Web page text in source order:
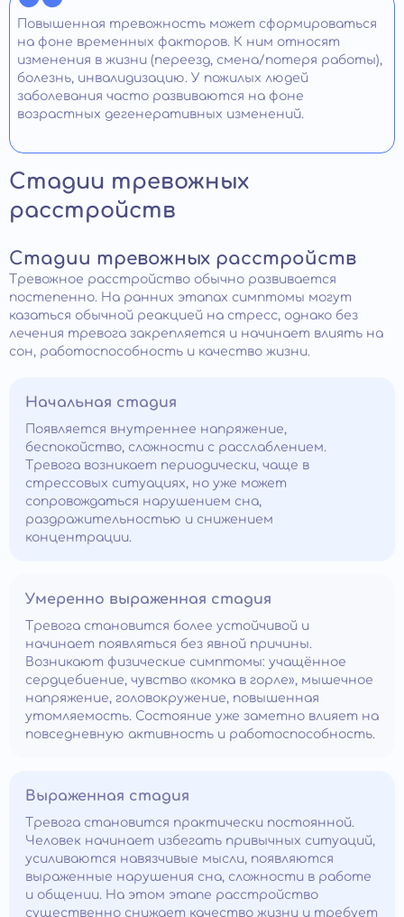
Повышенная тревожность может сформироваться
на фоне временных факторов. К ним относят
изменения в жизни (переезд, смена/потеря работы),
болезнь, инвалидизацию. У пожилых людей
заболевания часто развиваются на фоне
возрастных дегенеративных изменений.
Стадии тревожных
расстройств
Стадии тревожных расстройств
Тревожное расстройство обычно развивается
постепенно. На ранних этапах симптомы могут
казаться обычной реакцией на стресс, однако без
лечения тревога закрепляется и начинает влиять на
сон, работоспособность и качество жизни.
Начальная стадия
Появляется внутреннее напряжение,
беспокойство, сложности с расслаблением.
Тревога возникает периодически, чаще в
стрессовых ситуациях, но уже может
сопровождаться нарушением сна,
раздражительностью и снижением
концентрации.
Умеренно выраженная стадия
Тревога становится более устойчивой и
начинает появляться без явной причины.
Возникают физические симптомы: учащённое
сердцебиение, чувство «комка в горле», мышечное
напряжение, головокружение, повышенная
утомляемость. Состояние уже заметно влияет на
повседневную активность и работоспособность.
Выраженная стадия
Тревога становится практически постоянной.
Человек начинает избегать привычных ситуаций,
усиливаются навязчивые мысли, появляются
выраженные нарушения сна, сложности в работе
и общении. На этом этапе расстройство
существенно снижает качество жизни и требует